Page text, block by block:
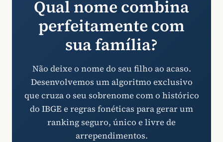
Qual nome combina
perfeitamente com
sua família?
Não deixe o nome do seu filho ao acaso.
Desenvolvemos um algoritmo exclusivo
que cruza o seu sobrenome com o histórico
do IBGE e regras fonéticas para gerar um
ranking seguro, único e livre de
arrependimentos.